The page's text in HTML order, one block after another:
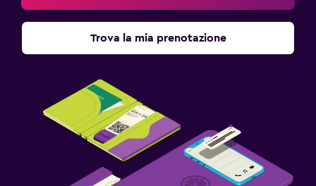
Trova la mia prenotazione